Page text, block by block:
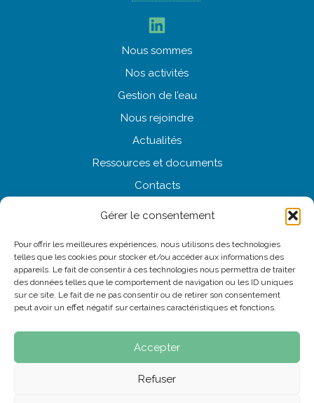
Gérer le consentement
Pour offrir les meilleures expériences, nous utilisons des technologies
telles que les cookies pour stocker et/ou accéder aux informations des
appareils. Le fait de consentir à ces technologies nous permettra de traiter
des données telles que le comportement de navigation ou les ID uniques
sur ce site. Le fait de ne pas consentir ou de retirer son consentement
peut avoir un effet négatif sur certaines caractéristiques et fonctions.
Accepter
Refuser
LinkedIn
Nous sommes
Nos activités
Gestion de l’eau
Nous rejoindre
Actualités
Ressources et documents
Contacts
NOUS CONTACTER
Mentions légales
Politique de confidentialité
Accessibilité : partiellement conforme